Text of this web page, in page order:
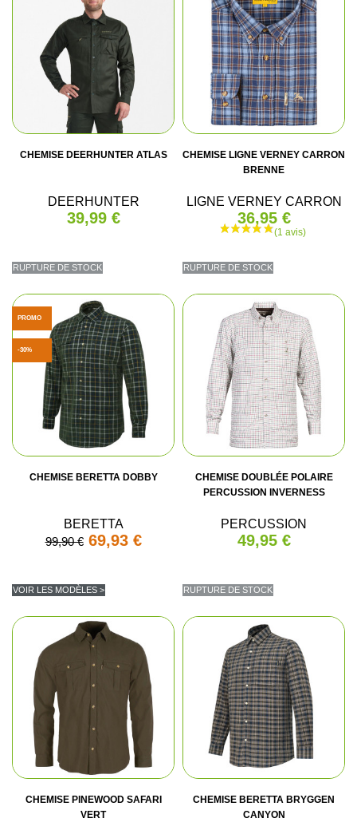
CHEMISE DEERHUNTER ATLAS
DEERHUNTER
39,99 €
RUPTURE DE STOCK
CHEMISE LIGNE VERNEY CARRON
BRENNE
LIGNE VERNEY CARRON
36,95 €
RUPTURE DE STOCK
CHEMISE BERETTA DOBBY
BERETTA
99,90 € 69,93 €
VOIR LES MODÈLES >
PROMO
-30%
CHEMISE DOUBLÉE POLAIRE
PERCUSSION INVERNESS
PERCUSSION
49,95 €
RUPTURE DE STOCK
CHEMISE PINEWOOD SAFARI
VERT
CHEMISE BERETTA BRYGGEN
CANYON